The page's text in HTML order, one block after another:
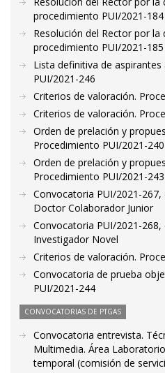
procedimiento PUI/2021-184
Resolución del Rector por la
procedimiento PUI/2021-185
Lista definitiva de
PUI/2021-246
Criterios de valoración.
Criterios de valoración.
Orden de prelación y
Procedimiento PUI/2021-240
Orden de prelación y
Procedimiento PUI/2021-243
Convocatoria PUI/2021-
Doctor Colaborador Junior
Convocatoria PUI/2021-
Investigador Novel
Criterios de valoración.
Convocatoria de prueba
PUI/2021-244
CONVOCATORIAS DE PTGAS
Convocatoria entrevista.
Multimedia. Área
temporal (comisión de